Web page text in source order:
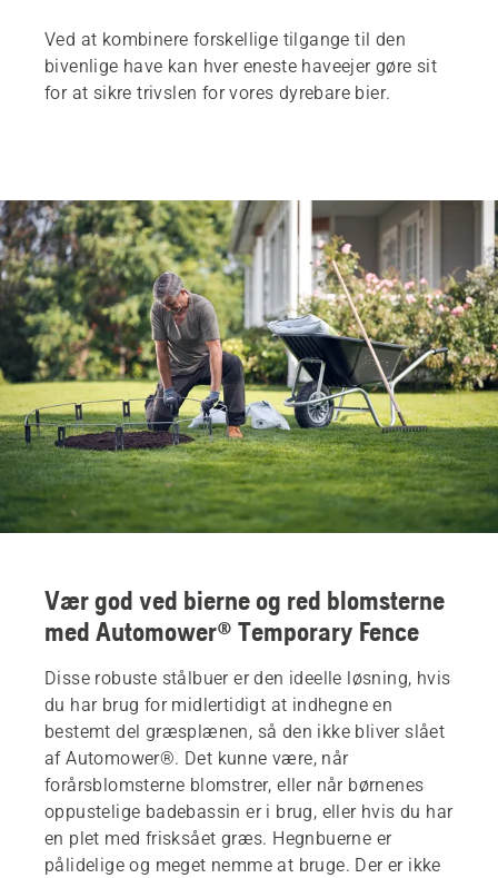
Ved at kombinere forskellige tilgange til den
bivenlige have kan hver eneste haveejer gøre sit
for at sikre trivslen for vores dyrebare bier.
Vær god ved bierne og red blomsterne
med Automower® Temporary Fence
Disse robuste stålbuer er den ideelle løsning, hvis
du har brug for midlertidigt at indhegne en
bestemt del græsplænen, så den ikke bliver slået
af Automower®. Det kunne være, når
forårsblomsterne blomstrer, eller når børnenes
oppustelige badebassin er i brug, eller hvis du har
en plet med frisksået græs. Hegnbuerne er
pålidelige og meget nemme at bruge. Der er ikke